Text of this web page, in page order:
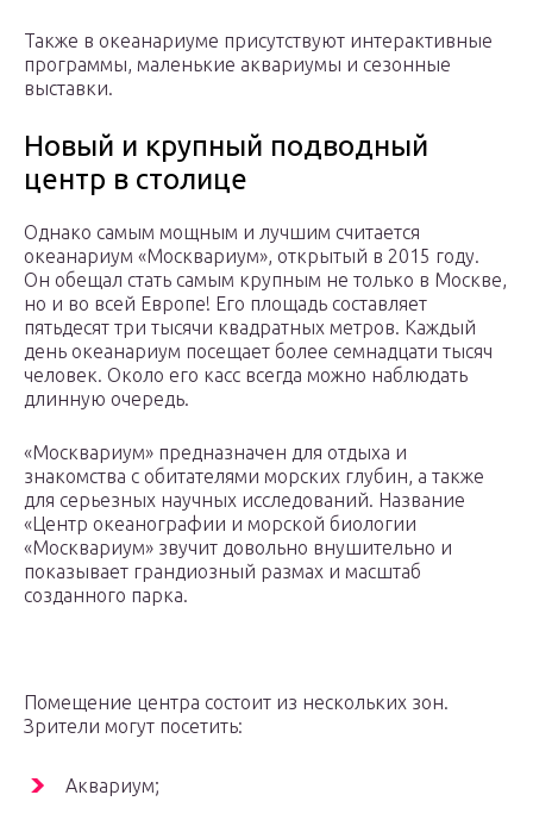
Также в океанариуме присутствуют интерактивные
программы, маленькие аквариумы и сезонные
выставки.
Новый и крупный подводный
центр в столице
Однако самым мощным и лучшим считается
океанариум «Москвариум», открытый в 2015 году.
Он обещал стать самым крупным не только в Москве,
но и во всей Европе! Его площадь составляет
пятьдесят три тысячи квадратных метров. Каждый
день океанариум посещает более семнадцати тысяч
человек. Около его касс всегда можно наблюдать
длинную очередь.
«Москвариум» предназначен для отдыха и
знакомства с обитателями морских глубин, а также
для серьезных научных исследований. Название
«Центр океанографии и морской биологии
«Москвариум» звучит довольно внушительно и
показывает грандиозный размах и масштаб
созданного парка.
Помещение центра состоит из нескольких зон.
Зрители могут посетить:
Аквариум;